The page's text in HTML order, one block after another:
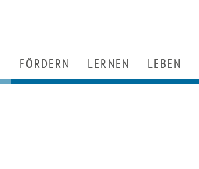
HOME
FÖRDERN LERNEN LEBEN